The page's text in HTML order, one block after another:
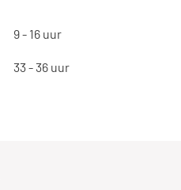
9 - 16 uur
33 - 36 uur